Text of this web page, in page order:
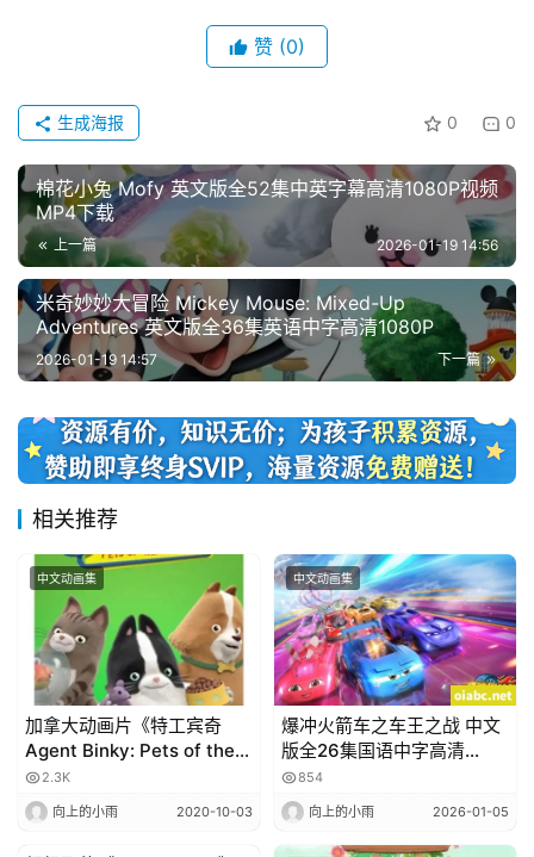
赞 (0)
0 0
生成海报
棉花小兔 Mofy 英文版全52集中英字幕高清1080P视频
MP4下载
上一篇 2026-01-19 14:56
米奇妙妙大冒险 Mickey Mouse: Mixed-Up
Adventures 英文版全36集英语中字高清1080P
下一篇
2026-01-19 14:57
相关推荐
中文动画集
加拿大动画片《特工宾奇
Agent Binky: Pets of the
Universe》全52集 国语中
字 百度网盘免费下载
2.3K
向上的小雨 2020-10-03
中文动画集
爆冲火箭车之车王之战 中文
版全26集国语中字高清
1080P视频MP4网盘下载
854
向上的小雨 2026-01-05